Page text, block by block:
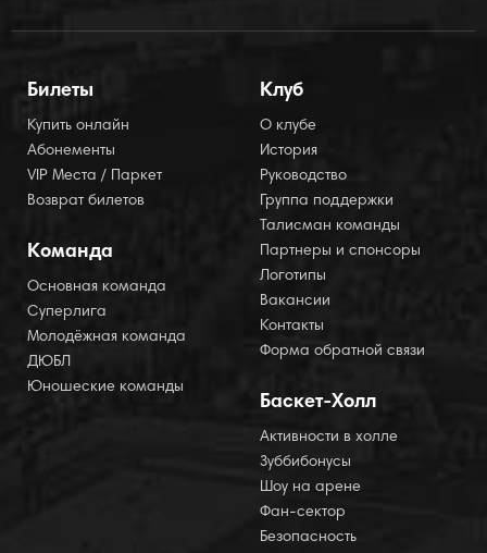
Билеты
Купить онлайн
Абонементы
VIP Места / Паркет
Возврат билетов
Команда
Основная команда
Суперлига
Молодёжная команда
ДЮБЛ
Юношеские команды
Клуб
О клубе
История
Руководство
Группа поддержки
Талисман команды
Партнеры и спонсоры
Логотипы
Вакансии
Контакты
Форма обратной связи
Баскет-Холл
Активности в холле
Зуббибонусы
Шоу на арене
Фан-сектор
Безопасность